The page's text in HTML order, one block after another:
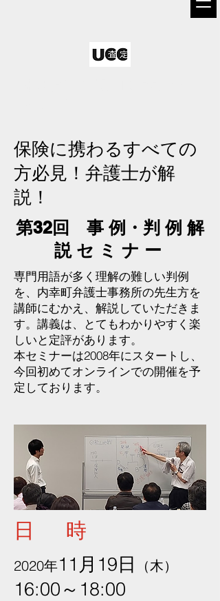
保険に携わるすべての
方必見！弁護士が解
説！
第32回 事 例・判 例 解
説 セ ミ ナ ー
専門用語が多く理解の難しい判例
を、内幸町弁護士事務所の先生方を
講師にむかえ、解説していただきま
す。講義は、とてもわかりやすく楽
しいと定評があります。
本セミナーは2008年にスタートし、
今回初めてオンラインでの開催を予
定しております。
日 時
2020年11月19日 （木）
16:00～18:00